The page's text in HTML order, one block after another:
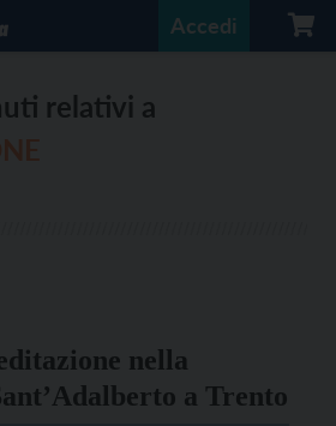
Accedi
relativi a
nella
a Trento